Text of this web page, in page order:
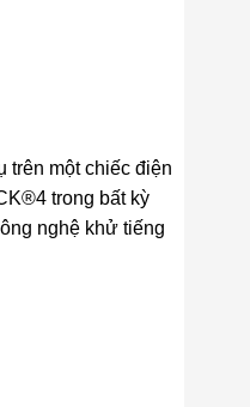
trên một chiếc điện
trong bất kỳ
nghệ khử tiếng